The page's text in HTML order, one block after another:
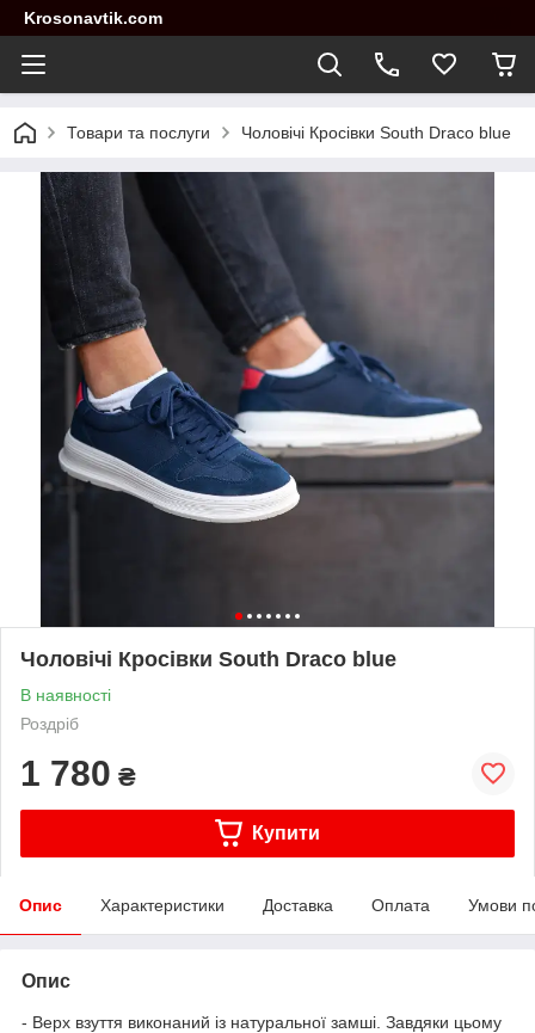
Krosonavtik.com
Товари та послуги Чоловічі Кросівки South Draco blue
Чоловічі Кросівки South Draco blue
В наявності
Роздріб
1 780 ₴
Купити
Опис Характеристики Доставка Оплата Умови
Опис
- Верх взуття виконаний із натуральної замші. Завдяки цьому